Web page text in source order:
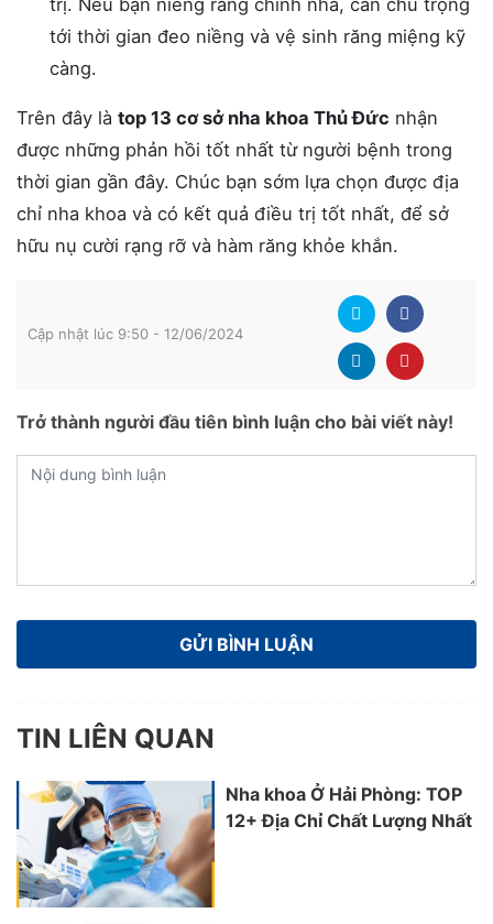
tới thời gian đeo niềng và vệ sinh răng miệng kỹ
càng.
Trên đây là top 13 cơ sở nha khoa Thủ Đức nhận
được những phản hồi tốt nhất từ người bệnh trong
thời gian gần đây. Chúc bạn sớm lựa chọn được địa
chỉ nha khoa và có kết quả điều trị tốt nhất, để sở
hữu nụ cười rạng rỡ và hàm răng khỏe khắn.
Cập nhật lúc 9:50 - 12/06/2024
Trở thành người đầu tiên bình luận cho bài viết này!
TIN LIÊN QUAN
Nha khoa Ở Hải Phòng: TOP
12+ Địa Chỉ Chất Lượng Nhất